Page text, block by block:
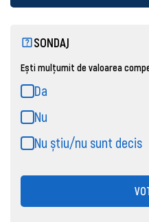
SONDAJ
Ești mulțumit de valoarea
Da
Nu
Nu știu/nu sunt decis